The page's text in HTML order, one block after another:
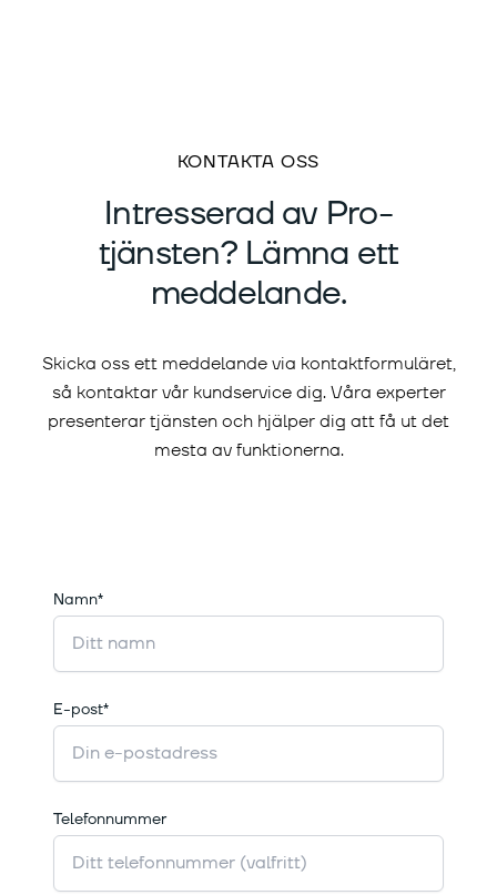
KONTAKTA OSS
Intresserad av Pro-
tjänsten? Lämna ett
meddelande.
Skicka oss ett meddelande via kontaktformuläret,
så kontaktar vår kundservice dig. Våra experter
presenterar tjänsten och hjälper dig att få ut det
mesta av funktionerna.
Namn*
E-post*
Telefonnummer